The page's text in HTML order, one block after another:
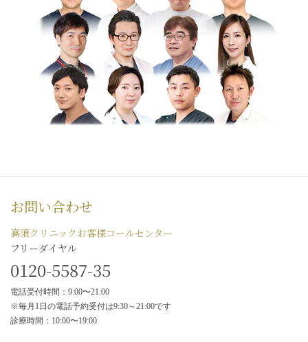
お問い合わせ
高須クリニックお客様コールセンター
フリーダイヤル
0120-5587-35
電話受付時間：9:00〜21:00
※毎月1日の電話予約受付は9:30～21:00です
診療時間：10:00〜19:00